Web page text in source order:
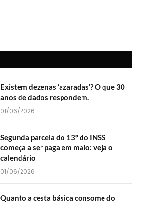
Existem dezenas ‘azaradas’? O que 30
anos de dados respondem.
01/06/2026
Segunda parcela do 13º do INSS
começa a ser paga em maio: veja o
calendário
01/06/2026
Quanto a cesta básica consome do